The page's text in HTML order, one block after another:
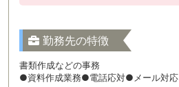
勤務先の特徴
書類作成などの事務
●資料作成業務●電話応対●メール対応